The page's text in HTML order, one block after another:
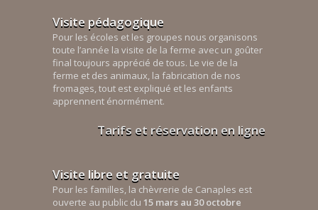
Visite pédagogique
Pour les écoles et les groupes nous organisons
toute l’année la visite de la ferme avec un goûter
final toujours apprécié de tous. Le vie de la
ferme et des animaux, la fabrication de nos
fromages, tout est expliqué et les enfants
apprennent énormément.
Tarifs et réservation en ligne
Visite libre et gratuite
Pour les familles, la chèvrerie de Canaples est
ouverte au public du 15 mars au 30 octobre